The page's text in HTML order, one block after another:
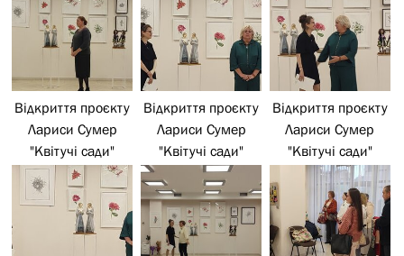
Відкриття проєкту
Лариси Сумер
"Квітучі сади"
Відкриття проєкту
Лариси Сумер
"Квітучі сади"
Відкриття проєкту
Лариси Сумер
"Квітучі сади"